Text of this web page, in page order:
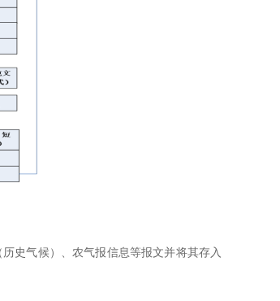
史气候）、农气报信息等报文并将其存入